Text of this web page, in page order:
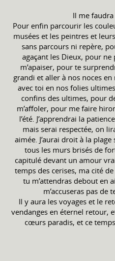
Il me faudra
Pour enfin parcourir les
musées et les peintres et
sans parcours ni repère,
agaçant les Dieux, pour
m’apaiser, pour te
grandi et aller à nos noces
avec toi en nos folies
confins des ultimes, pour
m’affoler, pour me faire
l’été. J’apprendrai la
mais serai respectée, on
aimée. J’aurai droit à la
tous les murs brisés de
capitulé devant un amour
temps des cerises, ma cité
tu m’attendras debout en
m’accuseras pas de
Il y aura les voyages et le
vendanges en éternel retour,
cœurs paradis, et ce